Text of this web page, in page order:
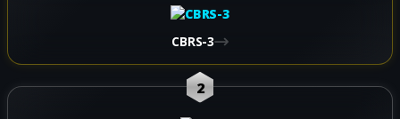
CBRS-3
2